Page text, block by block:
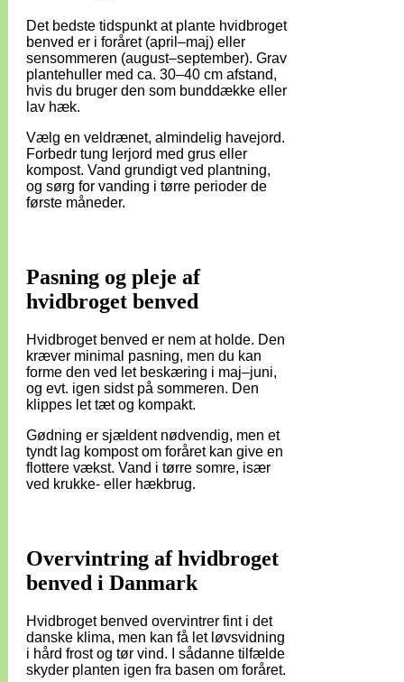
Det bedste tidspunkt at plante hvidbroget
benved er i foråret (april–maj) eller
sensommeren (august–september). Grav
plantehuller med ca. 30–40 cm afstand,
hvis du bruger den som bunddække eller
lav hæk.
Vælg en veldrænet, almindelig havejord.
Forbedr tung lerjord med grus eller
kompost. Vand grundigt ved plantning,
og sørg for vanding i tørre perioder de
første måneder.
Pasning og pleje af
hvidbroget benved
Hvidbroget benved er nem at holde. Den
kræver minimal pasning, men du kan
forme den ved let beskæring i maj–juni,
og evt. igen sidst på sommeren. Den
klippes let tæt og kompakt.
Gødning er sjældent nødvendig, men et
tyndt lag kompost om foråret kan give en
flottere vækst. Vand i tørre somre, især
ved krukke- eller hækbrug.
Overvintring af hvidbroget
benved i Danmark
Hvidbroget benved overvintrer fint i det
danske klima, men kan få let løvsvidning
i hård frost og tør vind. I sådanne tilfælde
skyder planten igen fra basen om foråret.